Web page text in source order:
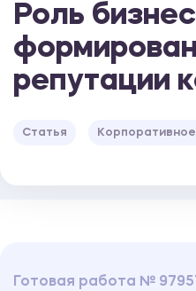
Роль
репутации
Статья
Готовая работа №